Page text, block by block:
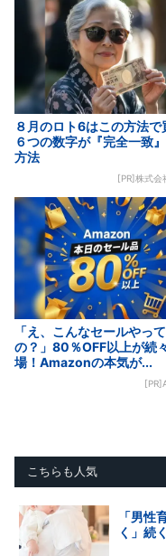
８月のロト6はこの方法で
６つの数字が『完全一致
方法
[PR]株式会
「え、こんなセールやっ
の？」80％OFF以上が続
場！Amazonの本気が...
こちらも人気
「男性
く」続